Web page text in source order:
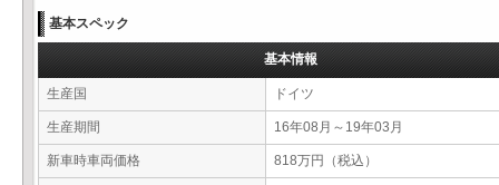
基本スペック
基本情報
生産国 ドイツ
生産期間 16年08月～19年03月
新車時車両価格 818万円（税込）